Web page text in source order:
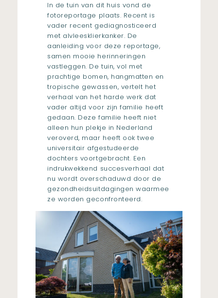
In de tuin van dit huis vond de
fotoreportage plaats. Recent is
vader recent gediagnosticeerd
met alvleesklierkanker. De
aanleiding voor deze reportage,
samen mooie herinneringen
vastleggen. De tuin, vol met
prachtige bomen, hangmatten en
tropische gewassen, vertelt het
verhaal van het harde werk dat
vader altijd voor zijn familie heeft
gedaan. Deze familie heeft niet
alleen hun plekje in Nederland
veroverd, maar heeft ook twee
universitair afgestudeerde
dochters voortgebracht. Een
indrukwekkend succesverhaal dat
nu wordt overschaduwd door de
gezondheidsuitdagingen waarmee
ze worden geconfronteerd.